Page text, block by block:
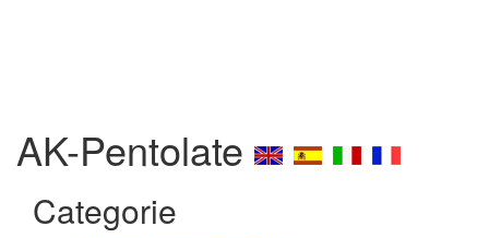
AK-Pentolate
Categorie